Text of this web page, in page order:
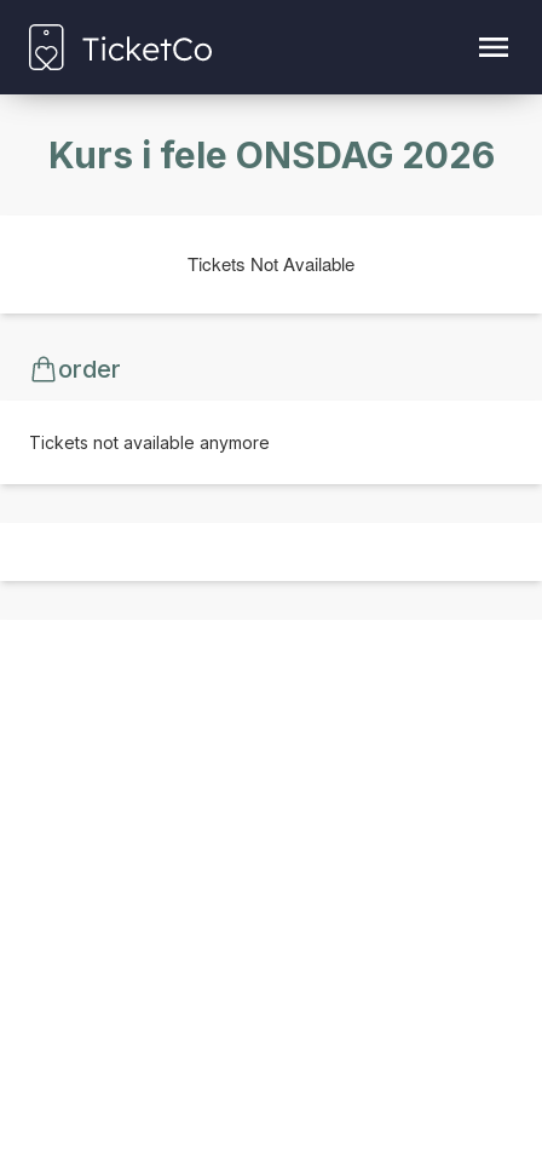
Kurs i fele ONSDAG 2026
Tickets Not Available
order
Tickets not available anymore